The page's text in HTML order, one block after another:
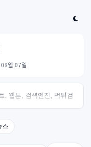
월 07일
, 웹툰, 검색엔진, 먹튀검
크사이트! 여기여
스